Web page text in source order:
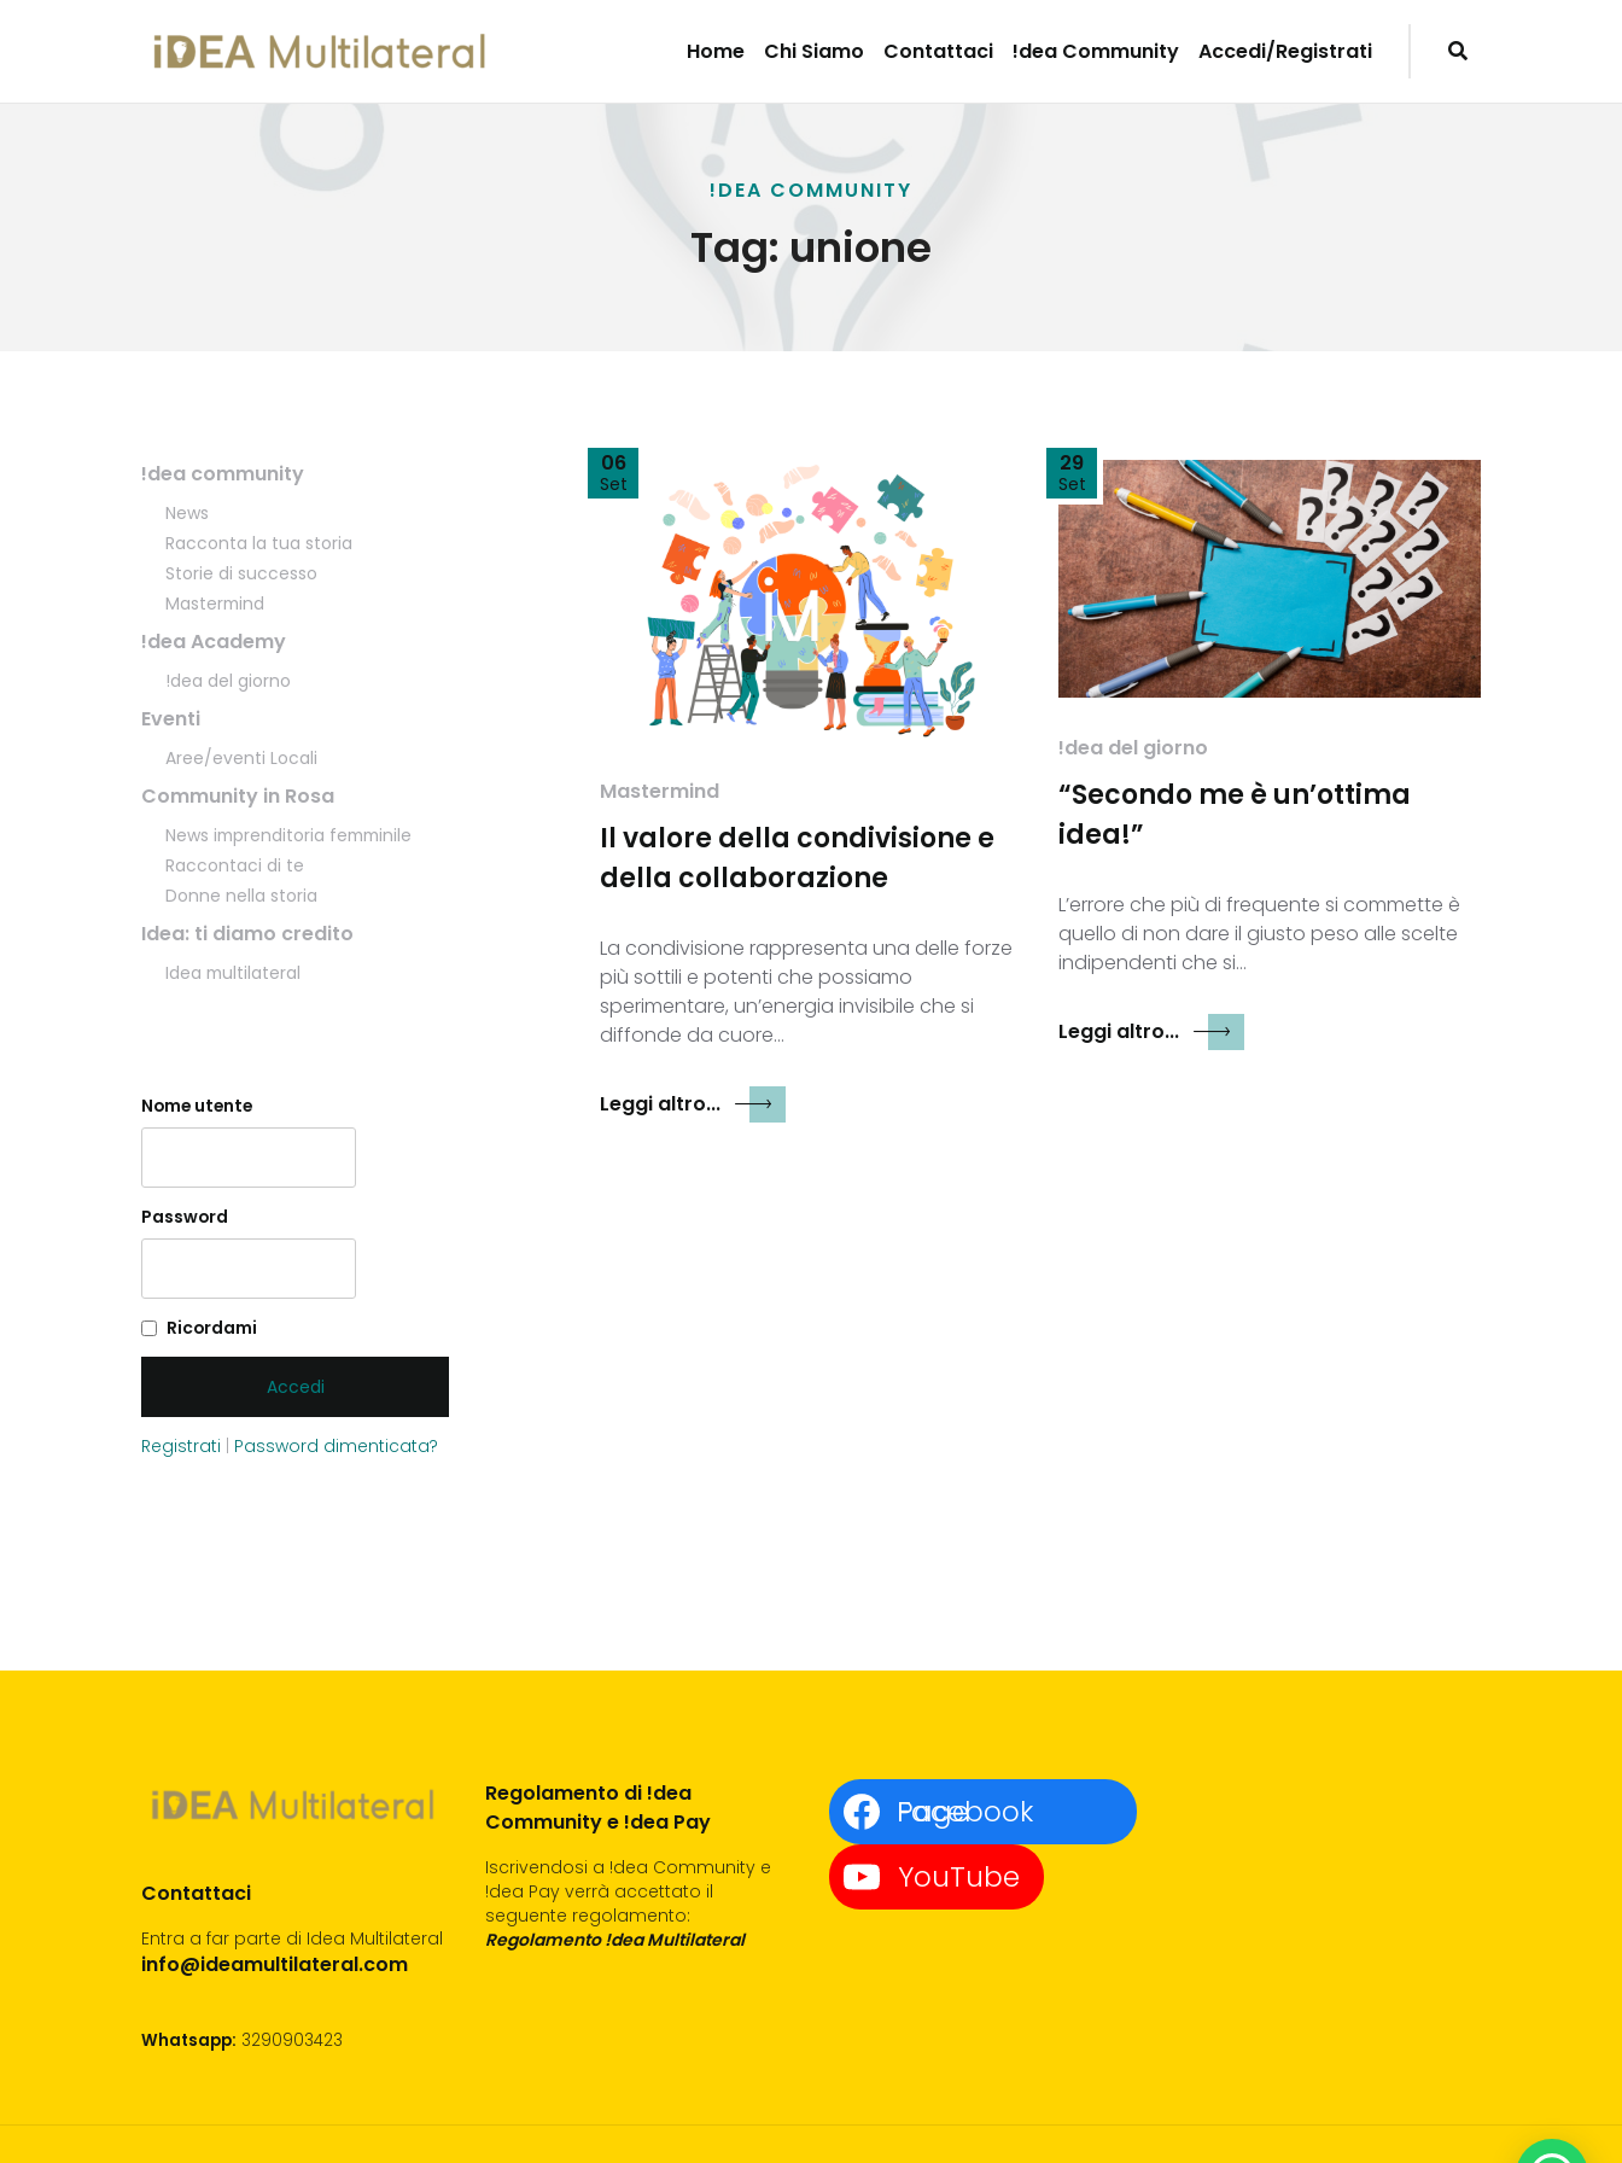
Home Chi Siamo Contattaci !dea Community Accedi/Registrati
!DEA COMMUNITY
Tag:unione
!dea community
News
Racconta la tua storia
Storie di successo
Mastermind
!dea Academy
!dea del giorno
Eventi
Aree/eventi Locali
Community in Rosa
News imprenditoria femminile
Raccontaci di te
Donne nella storia
Idea: ti diamo credito
Idea multilateral
Nome utente
Password
Ricordami
Registrati Password dimenticata?
06
Set
Mastermind
Il valore della condivisione e
della collaborazione
La condivisione rappresenta una delle forze
più sottili e potenti che possiamo
sperimentare, un’energia invisibile che si
diffonde da cuore…
Leggi altro...
29
Set
!dea del giorno
“Secondo me è un’ottima
idea!”
L’errore che più di frequente si commette è
quello di non dare il giusto peso alle scelte
indipendenti che si…
Leggi altro...
Contattaci
Entra a far parte di Idea Multilateral
info@ideamultilateral.com
Whatsapp: 3290903423
Regolamento di !dea
Community e !dea Pay
Iscrivendosi a !dea Community e
!dea Pay verrà accettato il
seguente regolamento:
Regolamento !dea Multilateral
Facebook Page
YouTube